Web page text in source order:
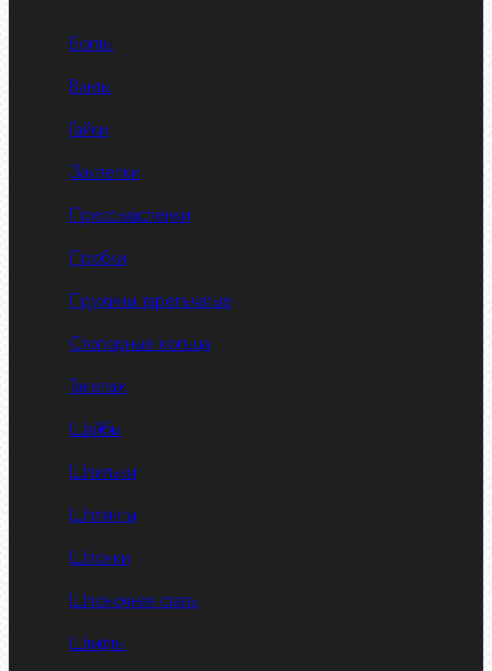
Болты
Винты
Гайки
Заклепки
Пресс-масленки
Пробки
Пружины тарельчатые
Стопорные кольца
Такелаж
Шайбы
Шпильки
Шплинты
Шпонки
Шпоночная сталь
Штифты